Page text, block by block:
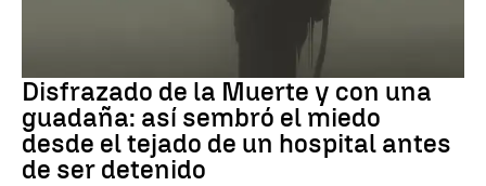
Disfrazado de la Muerte y con una
guadaña: así sembró el miedo
desde el tejado de un hospital antes
de ser detenido